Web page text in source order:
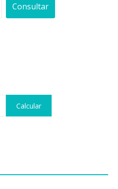
Consultar
Calcular